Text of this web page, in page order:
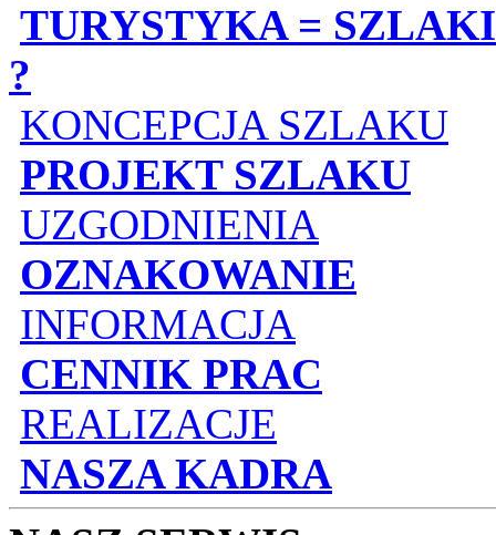
TURYSTYKA = SZLAKI
?
KONCEPCJA SZLAKU
PROJEKT SZLAKU
UZGODNIENIA
OZNAKOWANIE
INFORMACJA
CENNIK PRAC
REALIZACJE
NASZA KADRA